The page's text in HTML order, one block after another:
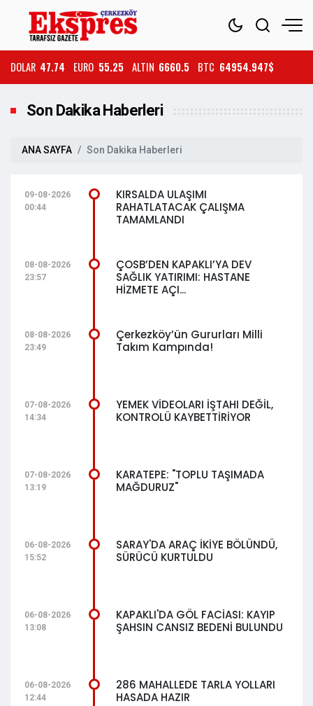
DOLAR 47.74 EURO 55.25 ALTIN 6660.5 BTC 64954.947$
Son Dakika Haberleri
ANA SAYFA Son Dakika Haberleri
09-08-2026
00:44
KIRSALDA ULAŞIMI
RAHATLATACAK ÇALIŞMA
TAMAMLANDI
08-08-2026
23:57
ÇOSB’DEN KAPAKLI’YA DEV
SAĞLIK YATIRIMI: HASTANE
HİZMETE AÇI...
08-08-2026
23:49
Çerkezköy’ün Gururları Milli
Takım Kampında!
07-08-2026
14:34
YEMEK VİDEOLARI İŞTAHI DEĞİL,
KONTROLÜ KAYBETTİRİYOR
07-08-2026
13:19
KARATEPE: "TOPLU TAŞIMADA
MAĞDURUZ"
06-08-2026
15:52
SARAY'DA ARAÇ İKİYE BÖLÜNDÜ,
SÜRÜCÜ KURTULDU
06-08-2026
13:08
KAPAKLI'DA GÖL FACİASI: KAYIP
ŞAHSIN CANSIZ BEDENİ BULUNDU
06-08-2026
12:44
286 MAHALLEDE TARLA YOLLARI
HASADA HAZIR